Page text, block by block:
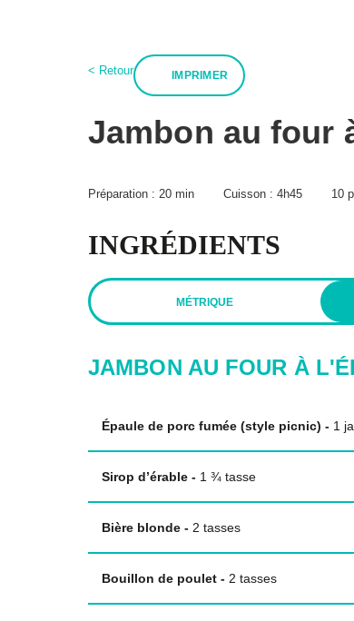
Recettes
< Retour IMPRIMER
Jambon au four
Préparation : 20 min Cuisson : 4h45 10
INGRÉDIENTS
MÉTRIQUE
JAMBON AU FOUR À
Épaule de porc fumée (style picnic) - 1
Sirop d’érable - 1 ¾ tasse
Bière blonde - 2 tasses
Bouillon de poulet - 2 tasses
À propos
Paméla Rousseau
Infolettre
FAQ
Politique de confidentialité Politique